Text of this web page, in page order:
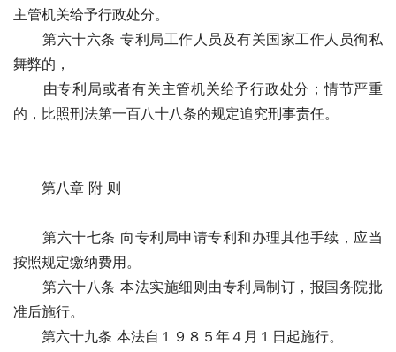
主管机关给予行政处分。
第六十六条 专利局工作人员及有关国家工作人员徇私
舞弊的，
由专利局或者有关主管机关给予行政处分；情节严重
的，比照刑法第一百八十八条的规定追究刑事责任。
第八章 附 则
第六十七条 向专利局申请专利和办理其他手续，应当
按照规定缴纳费用。
第六十八条 本法实施细则由专利局制订，报国务院批
准后施行。
第六十九条 本法自１９８５年４月１日起施行。